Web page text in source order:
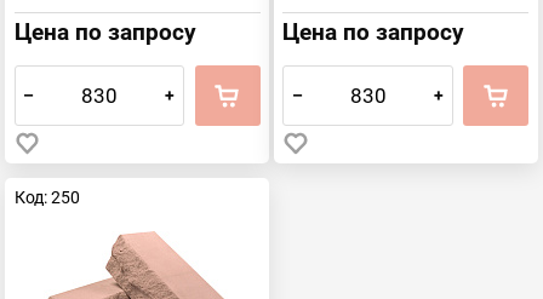
Цена по запросу
– +
Цена по запросу
– +
Код: 250